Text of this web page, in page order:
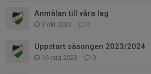
Anmälan till våra lag
3 okt 2023 5
Uppstart säsongen 2023/2024
16 aug 2023 0